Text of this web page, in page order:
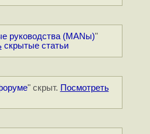
руководства (MANы)"
скрытые статьи
" скрыт. Посмотреть